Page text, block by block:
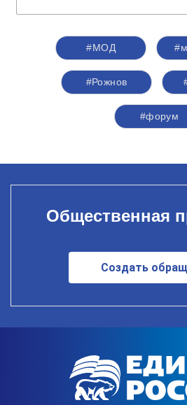
#МОД
#Рожнов
#форум
Общественная
Создать